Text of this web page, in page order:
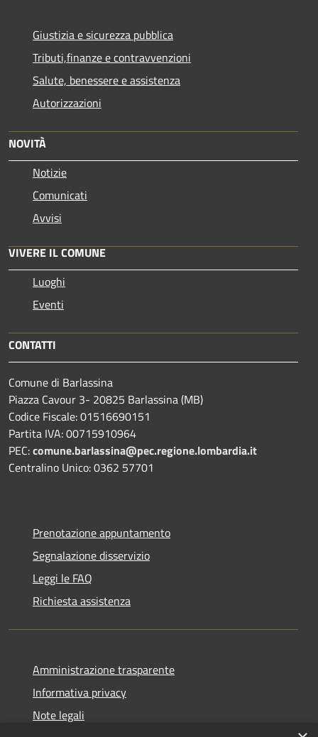
Giustizia e sicurezza pubblica
Tributi,finanze e contravvenzioni
Salute, benessere e assistenza
Autorizzazioni
NOVITÀ
Notizie
Comunicati
Avvisi
VIVERE IL COMUNE
Luoghi
Eventi
CONTATTI
Comune di Barlassina
Piazza Cavour 3- 20825 Barlassina (MB)
Codice Fiscale: 01516690151
Partita IVA: 00715910964
PEC:comune.barlassina@pec.regione.lombardia.it
Centralino Unico: 0362 57701
Prenotazione appuntamento
Segnalazione disservizio
Leggi le FAQ
Richiesta assistenza
Amministrazione trasparente
Informativa privacy
Note legali